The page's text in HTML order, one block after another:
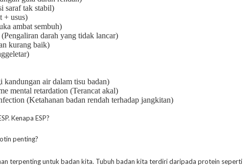
saraf tak stabil)
+ usus)
ambat sembuh)
darah yang tidak lancar)
kurang baik)
kandungan air dalam tisu badan)
mental retardation (Terancat akal)
(Ketahanan badan rendah terhadap jangkitan)
Kenapa ESP?
penting?
terpenting untuk badan kita. Tubuh badan kita terdiri daripada protein seperti